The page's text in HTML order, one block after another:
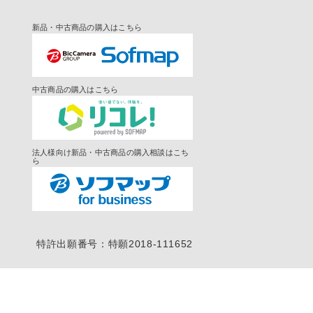
新品・中古商品の購入はこちら
中古商品の購入はこちら
法人様向け新品・中古商品の購入相談はこち
ら
特許出願番号：特願2018-111652